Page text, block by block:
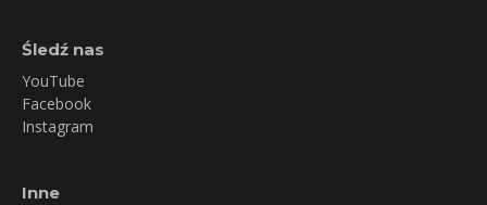
Śledź nas
YouTube
Facebook
Instagram
Inne